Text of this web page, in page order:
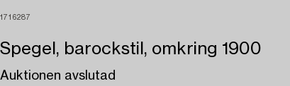
1716287
Spegel, barockstil, omkring 1900
Auktionen avslutad